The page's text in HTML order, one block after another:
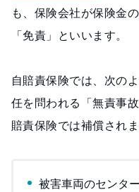
も、保険会社が保険金
「免責」といいます。
自賠責保険では、次の
任を問われる「無責事
賠責保険では補償されま
被害車両のセンタ